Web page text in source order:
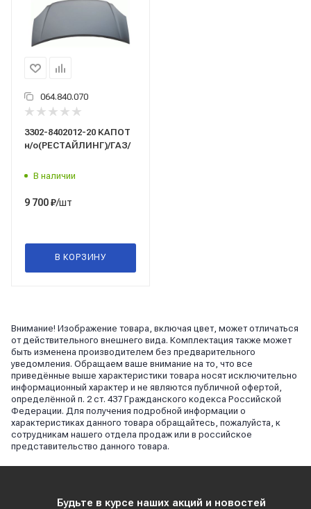
064.840.070
3302-8402012-20 КАПОТ
н/о(РЕСТАЙЛИНГ)/ГАЗ/
В наличии
9 700₽/шт
В КОРЗИНУ
Внимание! Изображение товара, включая цвет, может отличаться
от действительного внешнего вида. Комплектация также может
быть изменена производителем без предварительного
уведомления. Обращаем ваше внимание на то, что все
приведённые выше характеристики товара носят исключительно
информационный характер и не являются публичной офертой,
определённой п. 2 ст. 437 Гражданского кодекса Российской
Федерации. Для получения подробной информации о
характеристиках данного товара обращайтесь, пожалуйста, к
сотрудникам нашего отдела продаж или в российское
представительство данного товара.
Будьте в курсе наших акций и новостей